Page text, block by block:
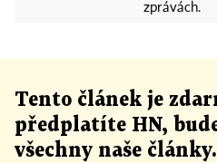
zprávách.
Tento článek je
předplatíte HN,
všechny naše články.